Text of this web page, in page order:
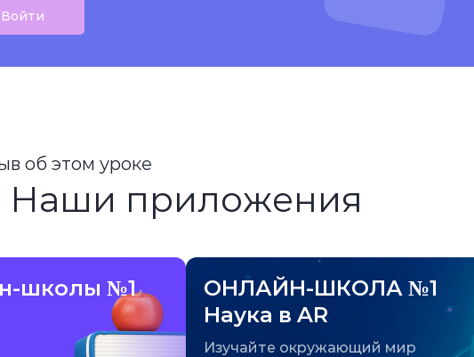
Войти
об этом уроке
Наши приложения
школы №1
ОНЛАЙН-ШКОЛА №1
Наука в AR
Изучайте окружающий мир